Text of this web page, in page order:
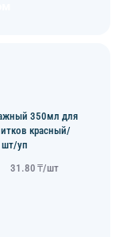
350мл для
красный/
шт/уп
31.80 ₸/шт